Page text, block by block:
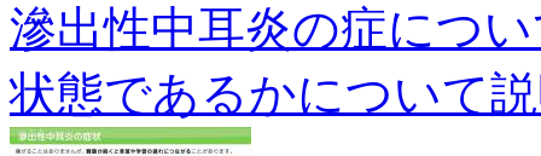
滲出性中耳炎の症につ
状態であるかについて